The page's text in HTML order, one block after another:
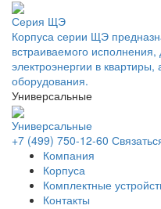
Серия ЩЭ
Корпуса серии ЩЭ
встраиваемого
электроэнергии в
оборудования.
Универсальные
Универсальные
+7 (499) 750-12-60
Компания
Корпуса
Комплектные
Контакты